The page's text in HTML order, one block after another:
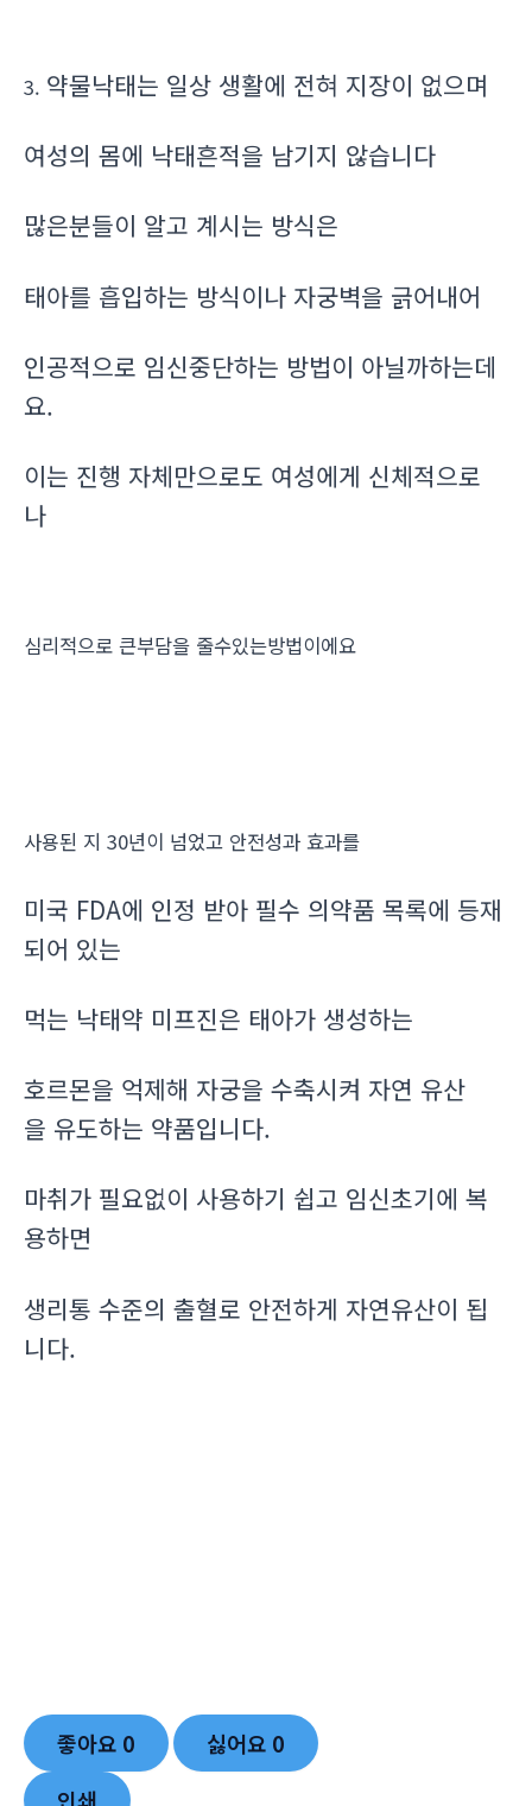
3. 약물낙태는 일상 생활에 전혀 지장이 없으며
여성의 몸에 낙태흔적을 남기지 않습니다
많은분들이 알고 계시는 방식은
태아를 흡입하는 방식이나 자궁벽을 긁어내어
인공적으로 임신중단하는 방법이 아닐까하는데
요.
이는 진행 자체만으로도 여성에게 신체적으로
나
심리적으로 큰부담을 줄수있는방법이에요
사용된 지 30년이 넘었고 안전성과 효과를
미국 FDA에 인정 받아 필수 의약품 목록에 등재
되어 있는
먹는 낙태약 미프진은 태아가 생성하는
호르몬을 억제해 자궁을 수축시켜 자연 유산
을 유도하는 약품입니다.
마취가 필요없이 사용하기 쉽고 임신초기에 복
용하면
생리통 수준의 출혈로 안전하게 자연유산이 됩
니다.
좋아요 0 싫어요 0